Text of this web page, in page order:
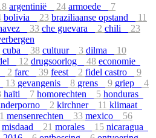
argentinië 24 armoede
7
bolivia 23 braziliaanse opstand
11
33 che guevara 2 chili
23
cuba 38 cultuur 3 dilma
10
12 drugsoorlog 48 economie
2 farc 39 feest 2 fidel castro
9
13 gevangenis 8 grens 9 griep
4
haïti 7 homorechten 5 honduras
2 kirchner 11 klimaat
mensenrechten 33 mexico
56
misdaad 21 morales 15 nicaragua